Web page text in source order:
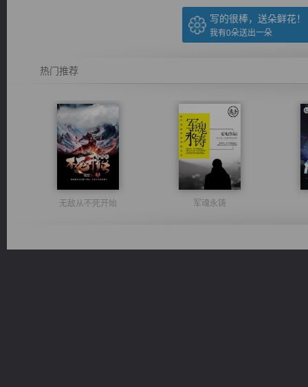
写的很棒，送朵鲜花！
我有0朵送出一朵
热门推荐
无敌从不死开始 军魂永铸